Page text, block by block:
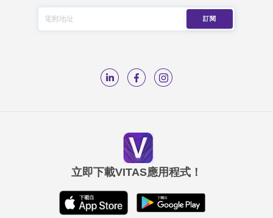
立即下載VITAS應用程式！